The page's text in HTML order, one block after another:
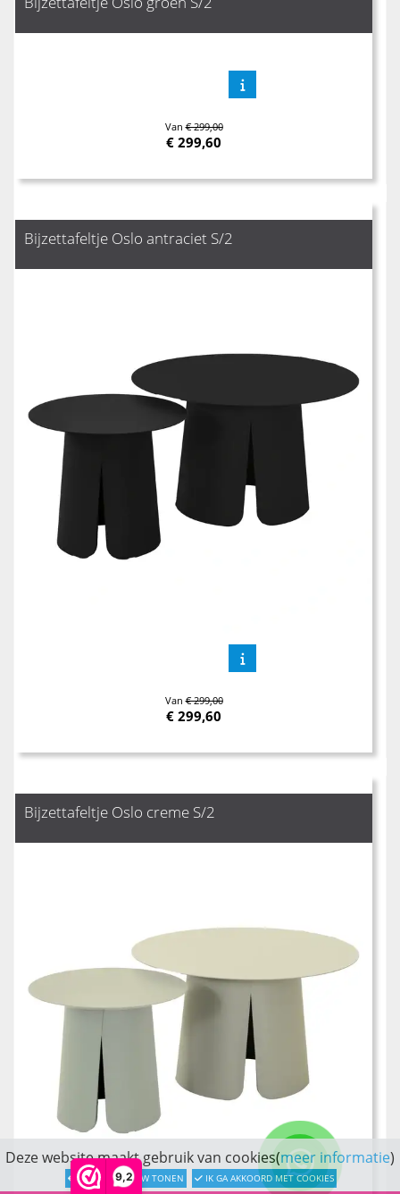
9,2
Van€ 299,00
€ 299,60
Bijzettafeltje Oslo antraciet S/2
Van€ 299,00
€ 299,60
Bijzettafeltje Oslo creme S/2
Deze website maakt gebruik van cookies(meer informatie)
LATER OPNIEUW TONEN IK GA AKKOORD MET COOKIES